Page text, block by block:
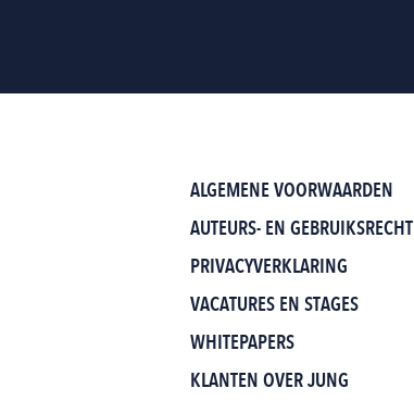
ALGEMENE VOORWAARDEN
AUTEURS- EN GEBRUIKSRECHT
PRIVACYVERKLARING
VACATURES EN STAGES
WHITEPAPERS
KLANTEN OVER JUNG